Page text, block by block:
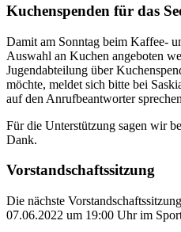
Kuchenspenden für das
Damit am Sonntag beim Kaffee-
Auswahl an Kuchen angeboten
Jugendabteilung über
möchte, meldet sich bitte bei
auf den Anrufbeantworter
Für die Unterstützung sagen wir
Dank.
Vorstandschaftssitzung
Die nächste
07.06.2022 um 19:00 Uhr im